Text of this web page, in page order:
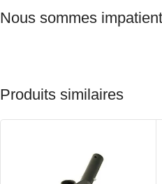
Nous sommes
Produits similaires